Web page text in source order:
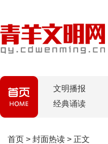
文明播报
经典诵读
首页 > 封面热读 > 正文